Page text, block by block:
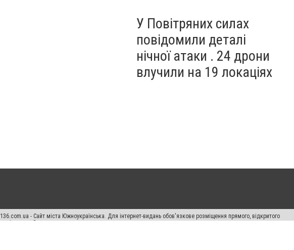
У Повітряних силах
повідомили деталі
нічної атаки . 24 дрони
влучили на 19 локаціях
- Сайт міста Южноукраїнська. Для інтернет-видань обов'язкове розміщення прямого, відкритого
Законом.